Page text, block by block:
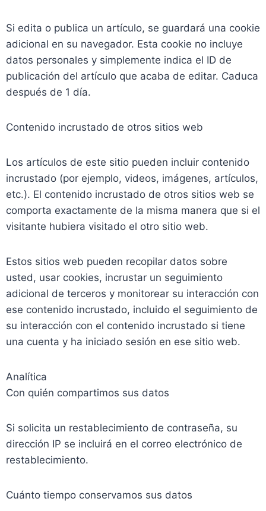
Si edita o publica un artículo, se guardará una cookie
adicional en su navegador. Esta cookie no incluye
datos personales y simplemente indica el ID de
publicación del artículo que acaba de editar. Caduca
después de 1 día.
Contenido incrustado de otros sitios web
Los artículos de este sitio pueden incluir contenido
incrustado (por ejemplo, videos, imágenes, artículos,
etc.). El contenido incrustado de otros sitios web se
comporta exactamente de la misma manera que si el
visitante hubiera visitado el otro sitio web.
Estos sitios web pueden recopilar datos sobre
usted, usar cookies, incrustar un seguimiento
adicional de terceros y monitorear su interacción con
ese contenido incrustado, incluido el seguimiento de
su interacción con el contenido incrustado si tiene
una cuenta y ha iniciado sesión en ese sitio web.
Analítica
Con quién compartimos sus datos
Si solicita un restablecimiento de contraseña, su
dirección IP se incluirá en el correo electrónico de
restablecimiento.
Cuánto tiempo conservamos sus datos